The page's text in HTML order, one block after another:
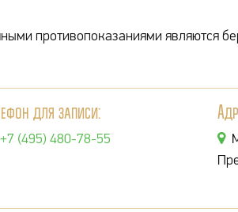
противопоказаниями являются
для записи:
+7 (495) 480-78-55